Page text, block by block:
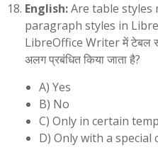
English:Are table styles
paragraph styles in
LibreOffice Writer में टेबल
अलग प्रबंधित किया जाता है?
A) Yes
B) No
C) Only in certain
D) Only with a special